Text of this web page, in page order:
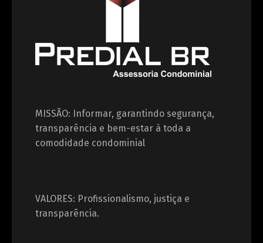
MISSÃO: Informar, garantindo segurança,
transparência e bem-estar à toda a
comodidade condominial
VALORES: Profissionalismo, justiça e
transparência.